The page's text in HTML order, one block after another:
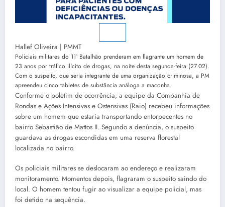
Hallef Oliveira | PMMT
Policiais militares do 11º Batalhão prenderam em flagrante um homem de
23 anos por tráfico ilícito de drogas, na noite desta segunda-feira (27.02).
Com o suspeito, que seria integrante de uma organização criminosa, a PM
apreendeu cinco tabletes de substância análoga a maconha.
Conforme o boletim de ocorrência, a equipe da Companhia de
Rondas e Ações Intensivas e Ostensivas (Raio) recebeu informações
sobre um homem que estaria transportando entorpecentes no
bairro Sebastião de Mattos II. Segundo a denúncia, o suspeito
guardava as drogas escondidas em uma reserva florestal
localizada no bairro.
Os policiais militares se deslocaram ao endereço e realizaram
monitoramento. Momentos depois, flagraram o suspeito saindo do
local. O homem tentou fugir ao visualizar a equipe policial, mas
foi detido na sequência.